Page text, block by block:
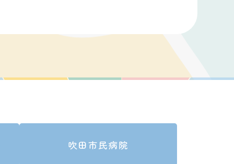
吹田市民病院